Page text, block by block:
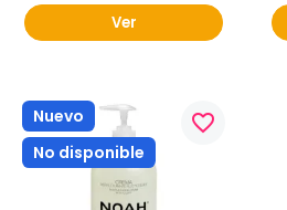
Ver
Nuevo
No disponible
favorite_border